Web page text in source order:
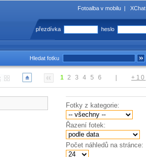
Fotoalba v mobilu | XChat
přezdívka heslo
Hledat fotku
1 2 3 4 5 6 +10
Fotky z kategorie:
Řazení fotek:
Počet náhledů na stránce: